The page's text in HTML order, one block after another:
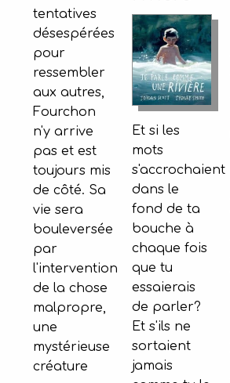
tentatives
désespérées
pour
ressembler
aux autres,
Fourchon
n'y arrive
pas et est
toujours mis
de côté. Sa
vie sera
bouleversée
par
l'intervention
de la chose
malpropre,
une
mystérieuse
créature
Et si les
mots
s'accrochaient
dans le
fond de ta
bouche à
chaque fois
que tu
essaierais
de parler?
Et s'ils ne
sortaient
jamais